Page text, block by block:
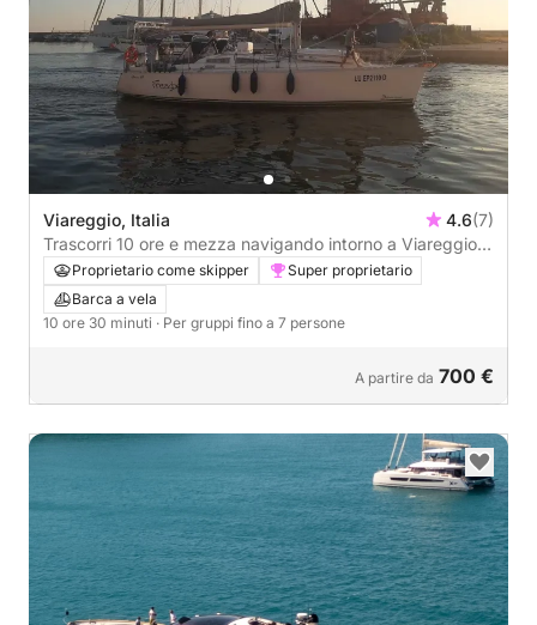
Viareggio, Italia 4.6(7)
Trascorri 10 ore e mezza navigando intorno a Viareggio
su una barca a vela.
Proprietario come skipper
Super proprietario
Barca a vela
10 ore 30 minuti · Per gruppi fino a 7 persone
A partire da 700 €